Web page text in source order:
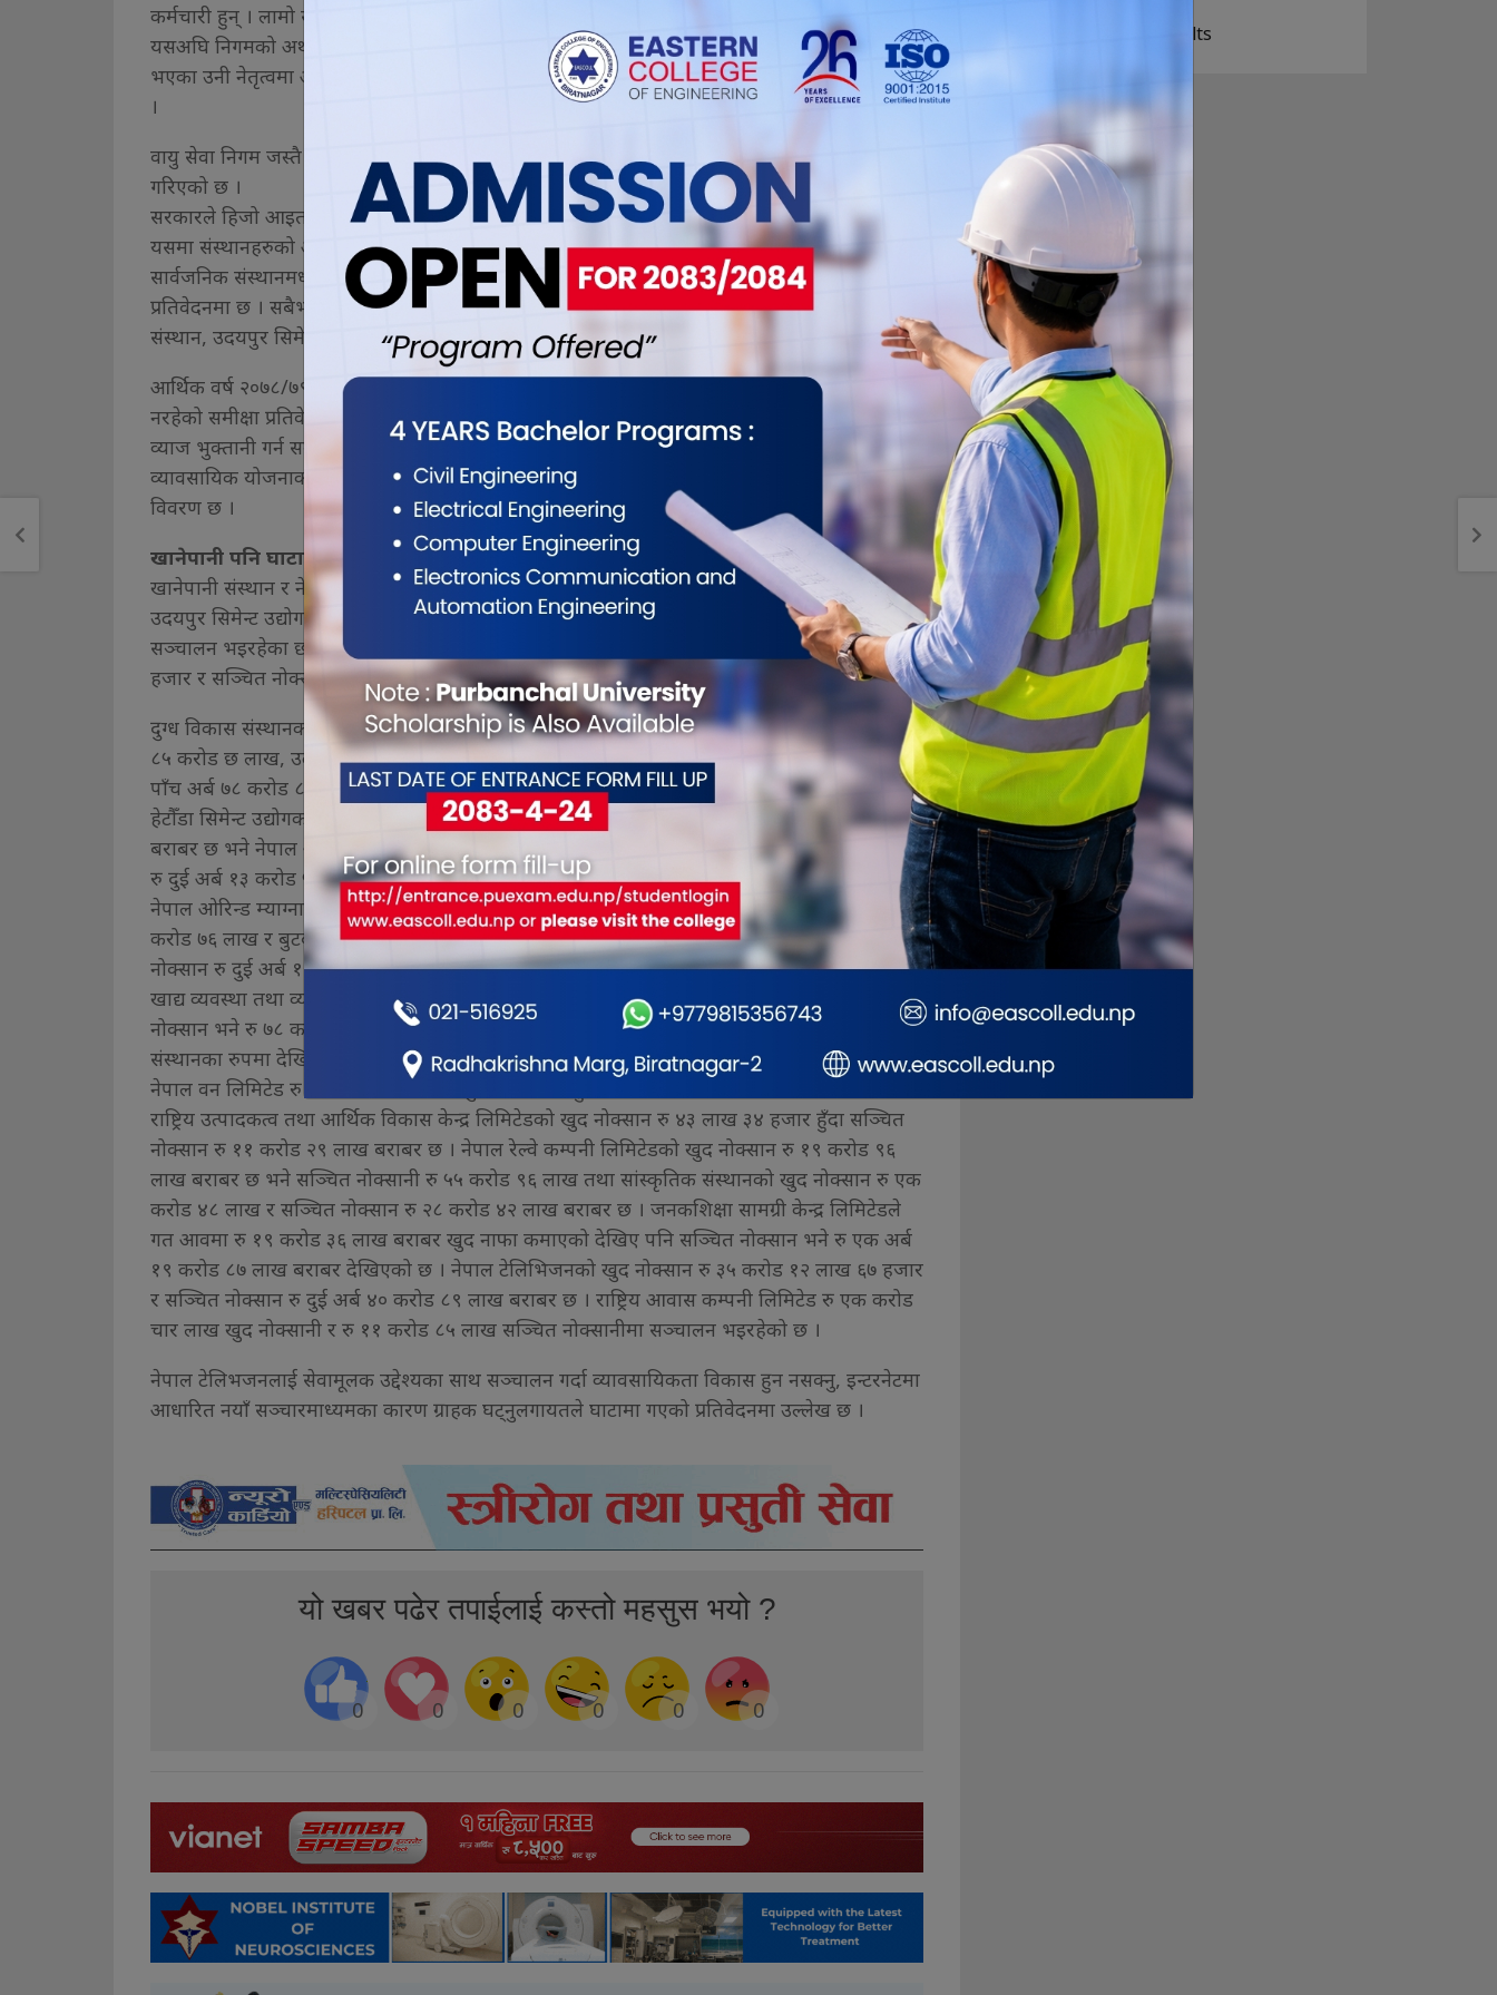
कर्मचारी हुन् । लामो समय निगमका विभिन्न तहमा रहेर काम गर्दा चर्को विवादमा समेत परेका अधिकारी
यसअघि निगमको अर्थ विभागका निर्देशक थिए । निगमभित्रको कमीसनको जालो र एजेन्सीसँग हिमचिम
भएका उनी नेतृत्वमा आएपछि पनि निगमको व्यापारिक प्रभाव विस्तार हुननसकेर घाटामा चलिरहेको देखिन्छ
।
वायु सेवा निगम जस्तै अरु १४ वटा सरकारी संस्थान पनि घाटामा चलिरहेको वार्षिक समीक्षामा उल्लेख
गरिएको छ ।
सरकारले हिजो आइतबार संसद्मा ‘सार्वजनिक संस्थानको वार्षिक समीक्षा’ प्रतिवेदन प्रस्तुत गरेको थियो ।
यसमा संस्थानहरुको आर्थिक अवस्थाको चित्र वणर्न गरिएको छ । गत आर्थिक वर्ष २०७९/८० सम्ममा ४४ वटा
सार्वजनिक संस्थानमध्ये २६ नाफामा रहेको देखिन्छ । तर १५ घाटामा र तीन संस्थानको कारोबार शून्य रहेको
प्रतिवेदनमा छ । सबैभन्दा बढी खुद नोक्सान वायुसेवा निगम हो भने नेपाल खानेपानी संस्थान, दुग्ध विकास
संस्थान, उदयपुर सिमेन्ट उद्योग लिमिटेड र नेपाल टेलिभिजन पनि उच्च घाटामा छन् ।
आर्थिक वर्ष २०७८/७९ को तुलनामा खुद नोक्सान घटे तापनि संस्थानको वित्तीय अवस्था सन्तोषजनक
नरहेको समीक्षा प्रतिवेदनमा उल्लेख छ । वित्तीय संस्थाबाट कर्जा लिइ खरिद गरिएका जहाजको साँवा र
व्याज भुक्तानी गर्न समस्या हुनु, उच्च प्रशासनिक खर्च, जहाजको न्यून सञ्चालन, समयमा उडान नहुनु,
व्यावसायिक योजनाको न्यून कार्यान्वयनलगायत कारणले समग्र अवस्था खस्कँदो देखिएको प्रतिवेदनमा
विवरण छ ।
खानेपानी पनि घाटामै
खानेपानी संस्थान र नेपाल टेलिभिजन आव २०७५/७६ देखि निरन्तर खुद नोक्सानीमा सञ्चालित छन् भने
उदयपुर सिमेन्ट उद्योग लिमिटेड आव २०७६/७७ र दुग्ध विकास संस्था आव २०७७/७८ देखि खुद नोक्सानीमा
सञ्चालन भइरहेका छन् । गत आर्थिक वर्षमा खानेपानी संस्थानको दुख नोक्सानी रु ५४ करोड ६९ लाख १९
हजार र सञ्चित नोक्सान रु तीन अर्ब तीन करोड ७० लाख बराबर थियो ।
दुग्ध विकास संस्थानको खुद नोक्सान रु ४८ करोड ४२ लाख २८ हजार छ भने सञ्चित नोक्सान रु एक अर्ब
८५ करोड छ लाख, उदयरपुर सिमेन्टको खुद नोक्सान रु ३६ करोड २८ लाख ८८ हजार र सञ्चित नोक्सान रु
पाँच अर्ब ७८ करोड ८२ लाख बराबर छ ।
हेटौँडा सिमेन्ट उद्योगको खुद नोक्सान रु २५ करोड ४८ लाख र सञ्चित नोक्सान रु एक अर्ब १५ करोड ८६
बराबर छ भने नेपाल औषधि लिमिटेडको गत आवको खुद नोक्सान रु १५ करोड ५४ लाख र सञ्चित नोक्सान
रु दुई अर्ब १३ करोड ५९ लाख बराबर छ ।
नेपाल ओरिन्ड म्याग्नासाइट प्रालिको खुद नोक्सान रु १६ करोड ५८ लाख र सञ्चित नोक्सान रु पाँच अर्ब तीन
करोड ७६ लाख र बुटवल धागो कारखानाको खुद नोक्सान रु तीन करोड ४३ लाख बराबर रहँदा सञ्चित
नोक्सान रु दुई अर्ब १२ लाख बराबर छ ।
खाद्य व्यवस्था तथा व्यापार कम्पनी लिमिटेडले रु १२ करोड ९२ लाख बराबर खुद नाफा कमाउँदा सञ्चित
नोक्सान भने रु ७८ करोड २२ लाख बराबर छ । नेपाल आयल निगम लिमिटेड सबैभन्दा धेरै खुद नाफा गर्ने
संस्थानका रुपमा देखिएपनि सञ्चित नोक्सान भने रु चार अर्ब ८५ लाख ८९ हजार बराबर रहेको छ ।
नेपाल वन लिमिटेड रु सात करोड ४३ लाख खुद नोक्सानमा हुँदा सञ्चित नाफा रु सात करोड २४ बराबर,
राष्ट्रिय उत्पादकत्व तथा आर्थिक विकास केन्द्र लिमिटेडको खुद नोक्सान रु ४३ लाख ३४ हजार हुँदा सञ्चित
नोक्सान रु ११ करोड २९ लाख बराबर छ । नेपाल रेल्वे कम्पनी लिमिटेडको खुद नोक्सान रु १९ करोड ९६
लाख बराबर छ भने सञ्चित नोक्सानी रु ५५ करोड ९६ लाख तथा सांस्कृतिक संस्थानको खुद नोक्सान रु एक
करोड ४८ लाख र सञ्चित नोक्सान रु २८ करोड ४२ लाख बराबर छ । जनकशिक्षा सामग्री केन्द्र लिमिटेडले
गत आवमा रु १९ करोड ३६ लाख बराबर खुद नाफा कमाएको देखिए पनि सञ्चित नोक्सान भने रु एक अर्ब
१९ करोड ८७ लाख बराबर देखिएको छ । नेपाल टेलिभिजनको खुद नोक्सान रु ३५ करोड १२ लाख ६७ हजार
र सञ्चित नोक्सान रु दुई अर्ब ४० करोड ८९ लाख बराबर छ । राष्ट्रिय आवास कम्पनी लिमिटेड रु एक करोड
चार लाख खुद नोक्सानी र रु ११ करोड ८५ लाख सञ्चित नोक्सानीमा सञ्चालन भइरहेको छ ।
नेपाल टेलिभजनलाई सेवामूलक उद्देश्यका साथ सञ्चालन गर्दा व्यावसायिकता विकास हुन नसक्नु, इन्टरनेटमा
आधारित नयाँ सञ्चारमाध्यमका कारण ग्राहक घट्नुलगायतले घाटामा गएको प्रतिवेदनमा उल्लेख छ ।
यो खबर पढेर तपाईलाई कस्तो महसुस भयो ?
0 0 0 0 0 0
View Results